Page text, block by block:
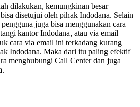
dilakukan, kemungkinan besar
disetujui oleh pihak Indodana. Selain
juga bisa menggunakan cara
kantor Indodana, atau via email
cara via email ini terkadang kurang
Indodana. Maka dari itu paling efektif
menghubungi Call Center dan juga